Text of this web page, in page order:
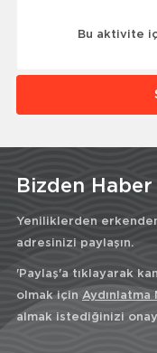
Bu aktivite
Bizden Haber
Yeniliklerden
adresinizi paylaşın.
'Paylaş'a tıklayarak
olmak için Aydınlatma
almak istediğinizi